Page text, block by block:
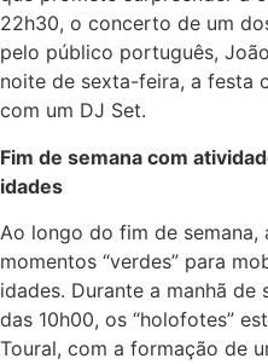
22h30, o concerto de um
pelo público português,
noite de sexta-feira, a festa
com um DJ Set.
Fim de semana com
idades
Ao longo do fim de semana,
momentos “verdes” para
idades. Durante a manhã
das 10h00, os “holofotes”
Toural, com a formação de